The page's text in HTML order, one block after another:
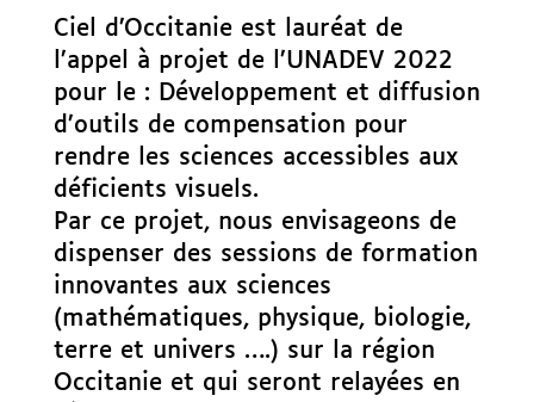
Ciel d’Occitanie est lauréat de
l’appel à projet de l’UNADEV 2022
pour le : Développement et diffusion
d’outils de compensation pour
rendre les sciences accessibles aux
déficients visuels.
Par ce projet, nous envisageons de
dispenser des sessions de formation
innovantes aux sciences
(mathématiques, physique, biologie,
terre et univers ….) sur la région
Occitanie et qui seront relayées en